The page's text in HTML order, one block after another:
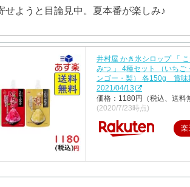
せようと目論見中。夏本番が楽しみ♪
井村屋 かき氷シロップ 「
みつ 」 4種セット （いちご
ンゴー・梨） 各150g 賞味
2021/04/13
価格：1180円（税込、送料
(2020/7/23時点)
楽